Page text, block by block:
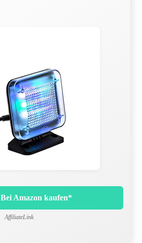
Bei Amazon kaufen*
AffiliateLink